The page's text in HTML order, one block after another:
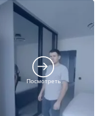
Посмотреть